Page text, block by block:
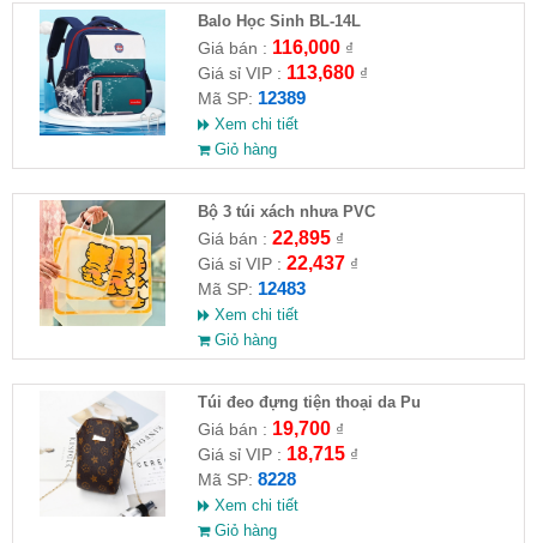
Balo Học Sinh BL-14L
Giá bán : 116,000₫
Giá sỉ VIP : 113,680₫
Mã SP: 12389
Xem chi tiết
Giỏ hàng
Bộ 3 túi xách nhưa PVC
Giá bán : 22,895₫
Giá sỉ VIP : 22,437₫
Mã SP: 12483
Xem chi tiết
Giỏ hàng
Túi đeo đựng tiện thoại da Pu
Giá bán : 19,700₫
Giá sỉ VIP : 18,715₫
Mã SP: 8228
Xem chi tiết
Giỏ hàng